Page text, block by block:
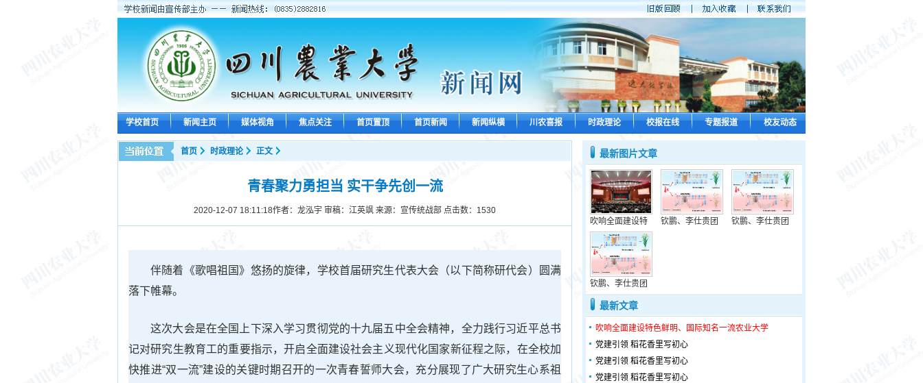
学校首页 新闻主页 媒体视角 焦点关注 首页置顶 首页新闻 新闻纵横 川农喜报 时政理论 校报在线 专题报道 校友动态
首页 时政理论 正文
青春聚力勇担当 实干争先创一流
2020-12-07 18:11:18作者：龙泓宇 审稿：江英飒 来源：宣传统战部 点击数： 1530
伴随着《歌唱祖国》悠扬的旋律，学校首届研究生代表大会（以下简称研代会）圆满
落下帷幕。
这次大会是在全国上下深入学习贯彻党的十九届五中全会精神，全力践行习近平总书
记对研究生教育工的重要指示，开启全面建设社会主义现代化国家新征程之际，在全校加
快推进“双一流”建设的关键时期召开的一次青春誓师大会，充分展现了广大研究生心系祖
最新图片文章
吹响全面建设特 钦鹏、李仕贵团 钦鹏、李仕贵团
钦鹏、李仕贵团
最新文章
吹响全面建设特色鲜明、国际知名一流农业大学
党建引领 稻花香里写初心
党建引领 稻花香里写初心
党建引领 稻花香里写初心